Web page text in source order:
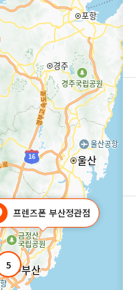
프렌즈폰 부산정관점
5